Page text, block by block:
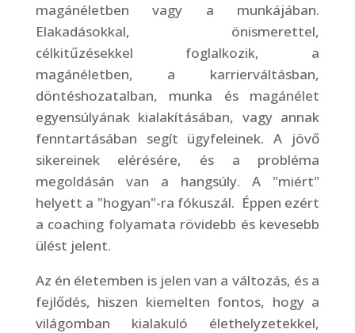
magánéletben vagy a munkájában.
Elakadásokkal, önismerettel,
célkitűzésekkel foglalkozik, a
magánéletben, a karrierváltásban,
döntéshozatalban, munka és magánélet
egyensúlyának kialakításában, vagy annak
fenntartásában segít ügyfeleinek. A jövő
sikereinek elérésére, és a probléma
megoldásán van a hangsúly. A "miért"
helyett a "hogyan"-ra fókuszál. Éppen ezért
a coaching folyamata rövidebb és kevesebb
ülést jelent.
Az én életemben is jelen van a változás, és a
fejlődés, hiszen kiemelten fontos, hogy a
világomban kialakuló élethelyzetekkel,